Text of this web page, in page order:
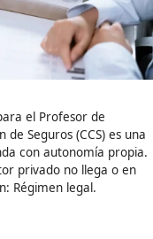
de
exigido para
ambos deben estar
-Requisitos
esta